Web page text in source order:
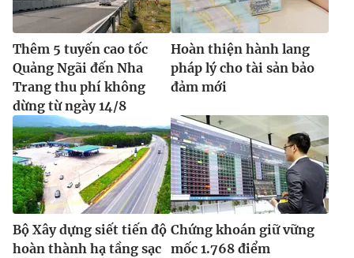
Thêm 5 tuyến cao tốc
Quảng Ngãi đến Nha
Trang thu phí không
dừng từ ngày 14/8
Hoàn thiện hành lang
pháp lý cho tài sản bảo
đảm mới
Bộ Xây dựng siết tiến độ
hoàn thành hạ tầng sạc
Chứng khoán giữ vững
mốc 1.768 điểm